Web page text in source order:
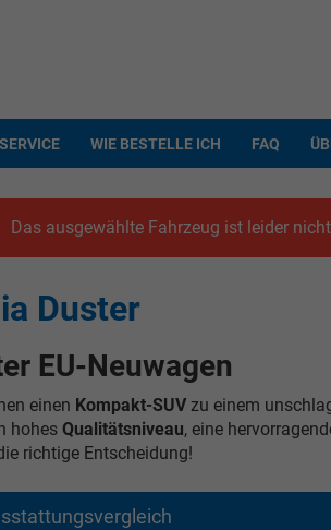
SERVICE WIE BESTELLE ICH FAQ
Das ausgewählte Fahrzeug ist leider
Duster
EU-Neuwagen
einen Kompakt-SUVzu einem
hohes Qualitätsniveau, eine
richtige Entscheidung!